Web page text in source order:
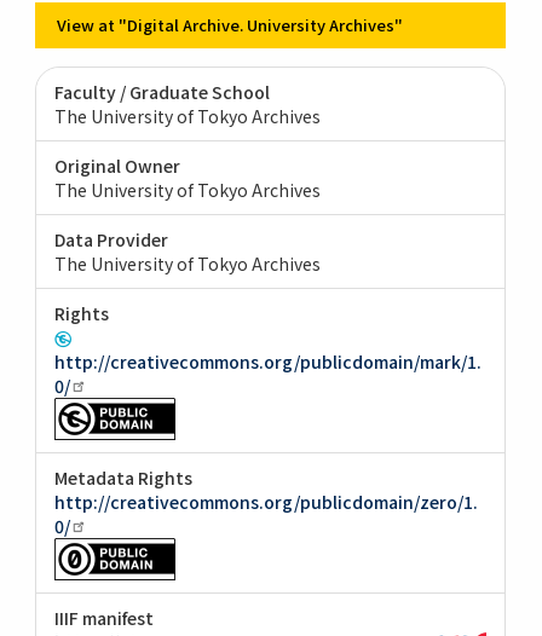
View at "Digital Archive. University Archives"
Faculty / Graduate School
The University of Tokyo Archives
Original Owner
The University of Tokyo Archives
Data Provider
The University of Tokyo Archives
Rights
http://creativecommons.org/publicdomain/mark/1.
0/
Metadata Rights
http://creativecommons.org/publicdomain/zero/1.
0/
IIIF manifest